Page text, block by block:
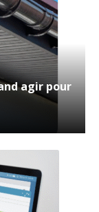
agir pour